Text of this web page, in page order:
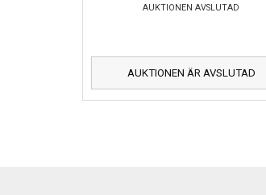
AUKTIONEN AVSLUTAD
AUKTIONEN ÄR AVSLUTAD